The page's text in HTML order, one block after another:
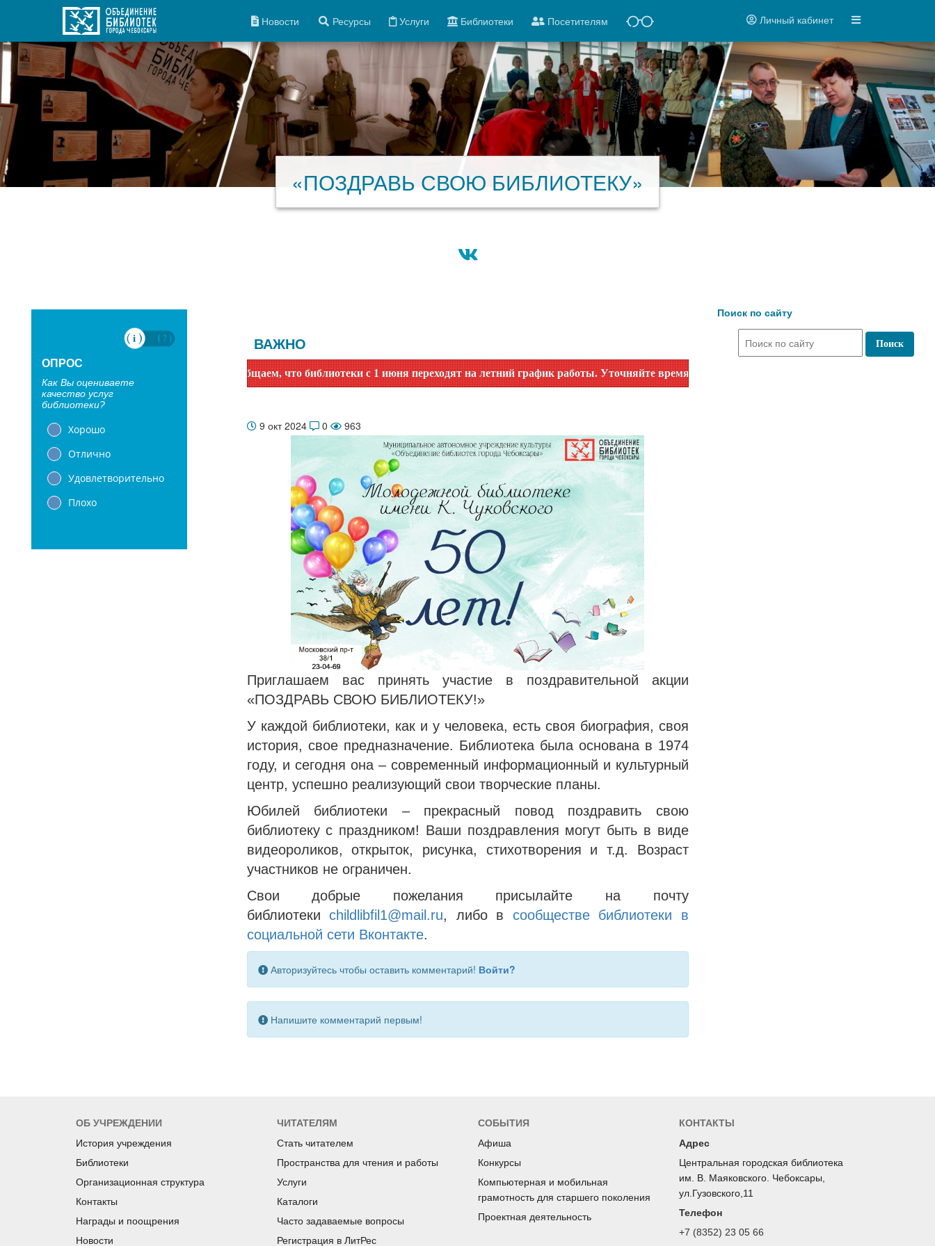
Новости Ресурсы Услуги Библиотеки Посетителям Личный кабинет
«ПОЗДРАВЬ СВОЮ БИБЛИОТЕКУ»
ОПРОС
Как Вы оцениваете
качество услуг
библиотеки?
Хорошо
Отлично
Удовлетворительно
Плохо
ВАЖНО
Уважаемые читатели! Сообщаем, что библиотеки с 1 июня переходят на летний график работы. Уточняйте время работы по номеру телефона или на сайте в разделе
9 окт 2024 0 963
Приглашаем вас принять участие в поздравительной акции
«ПОЗДРАВЬ СВОЮ БИБЛИОТЕКУ!»
У каждой библиотеки, как и у человека, есть своя биография, своя
история, свое предназначение. Библиотека была основана в 1974
году, и сегодня она – современный информационный и культурный
центр, успешно реализующий свои творческие планы.
Юбилей библиотеки – прекрасный повод поздравить свою
библиотеку с праздником! Ваши поздравления могут быть в виде
видеороликов, открыток, рисунка, стихотворения и т.д. Возраст
участников не ограничен.
Свои добрые пожелания присылайте на почту
библиотеки childlibfil1@mail.ru, либо в сообществе библиотеки в
социальной сети Вконтакте.
Авторизуйтесь чтобы оставить комментарий! Войти?
Напишите комментарий первым!
Поиск по сайту
ОБ УЧРЕЖДЕНИИ
История учреждения
Библиотеки
Организационная структура
Контакты
Награды и поощрения
Новости
ЧИТАТЕЛЯМ
Стать читателем
Пространства для чтения и работы
Услуги
Каталоги
Часто задаваемые вопросы
Регистрация в ЛитРес
СОБЫТИЯ
Афиша
Конкурсы
Компьютерная и мобильная
грамотность для старшего поколения
Проектная деятельность
КОНТАКТЫ
Адрес
Центральная городская библиотека
им. В. Маяковского. Чебоксары,
ул.Гузовского,11
Телефон
+7 (8352) 23 05 66